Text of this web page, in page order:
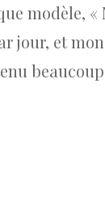
modèle,
jour, et